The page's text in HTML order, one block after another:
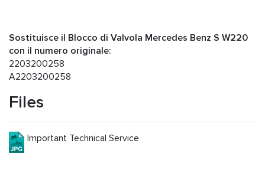
Sostituisce il Blocco di Valvola Mercedes Benz S W220
con il numero originale:
2203200258
A2203200258
Files
Important Technical Service